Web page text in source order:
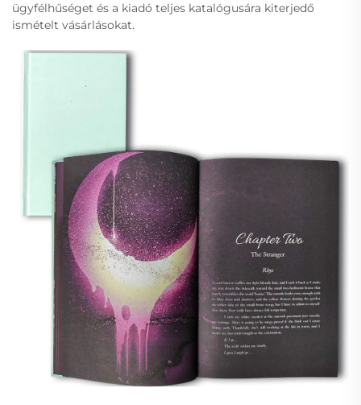
ügyfélhűséget és a kiadó teljes katalógusára kiterjedő
ismételt vásárlásokat.